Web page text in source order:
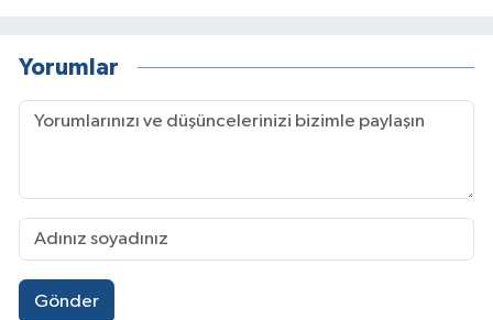
Yorumlar
Gönder